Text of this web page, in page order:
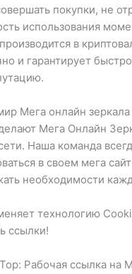
покупки, не
использования
в
и гарантирует
Мега онлайн
Мега Онлайн
Наша команда
в своем мега
необходимости
технологию
ссылки!
Рабочая ссылка на